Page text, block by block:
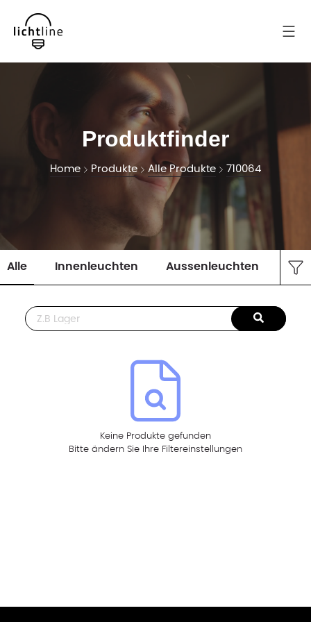
Produktfinder
Home Produkte Alle Produkte 710064
Alle Innenleuchten Aussenleuchten
This is a search field with an auto-suggest feature attached.
Keine Produkte gefunden
Bitte ändern Sie Ihre Filtereinstellungen